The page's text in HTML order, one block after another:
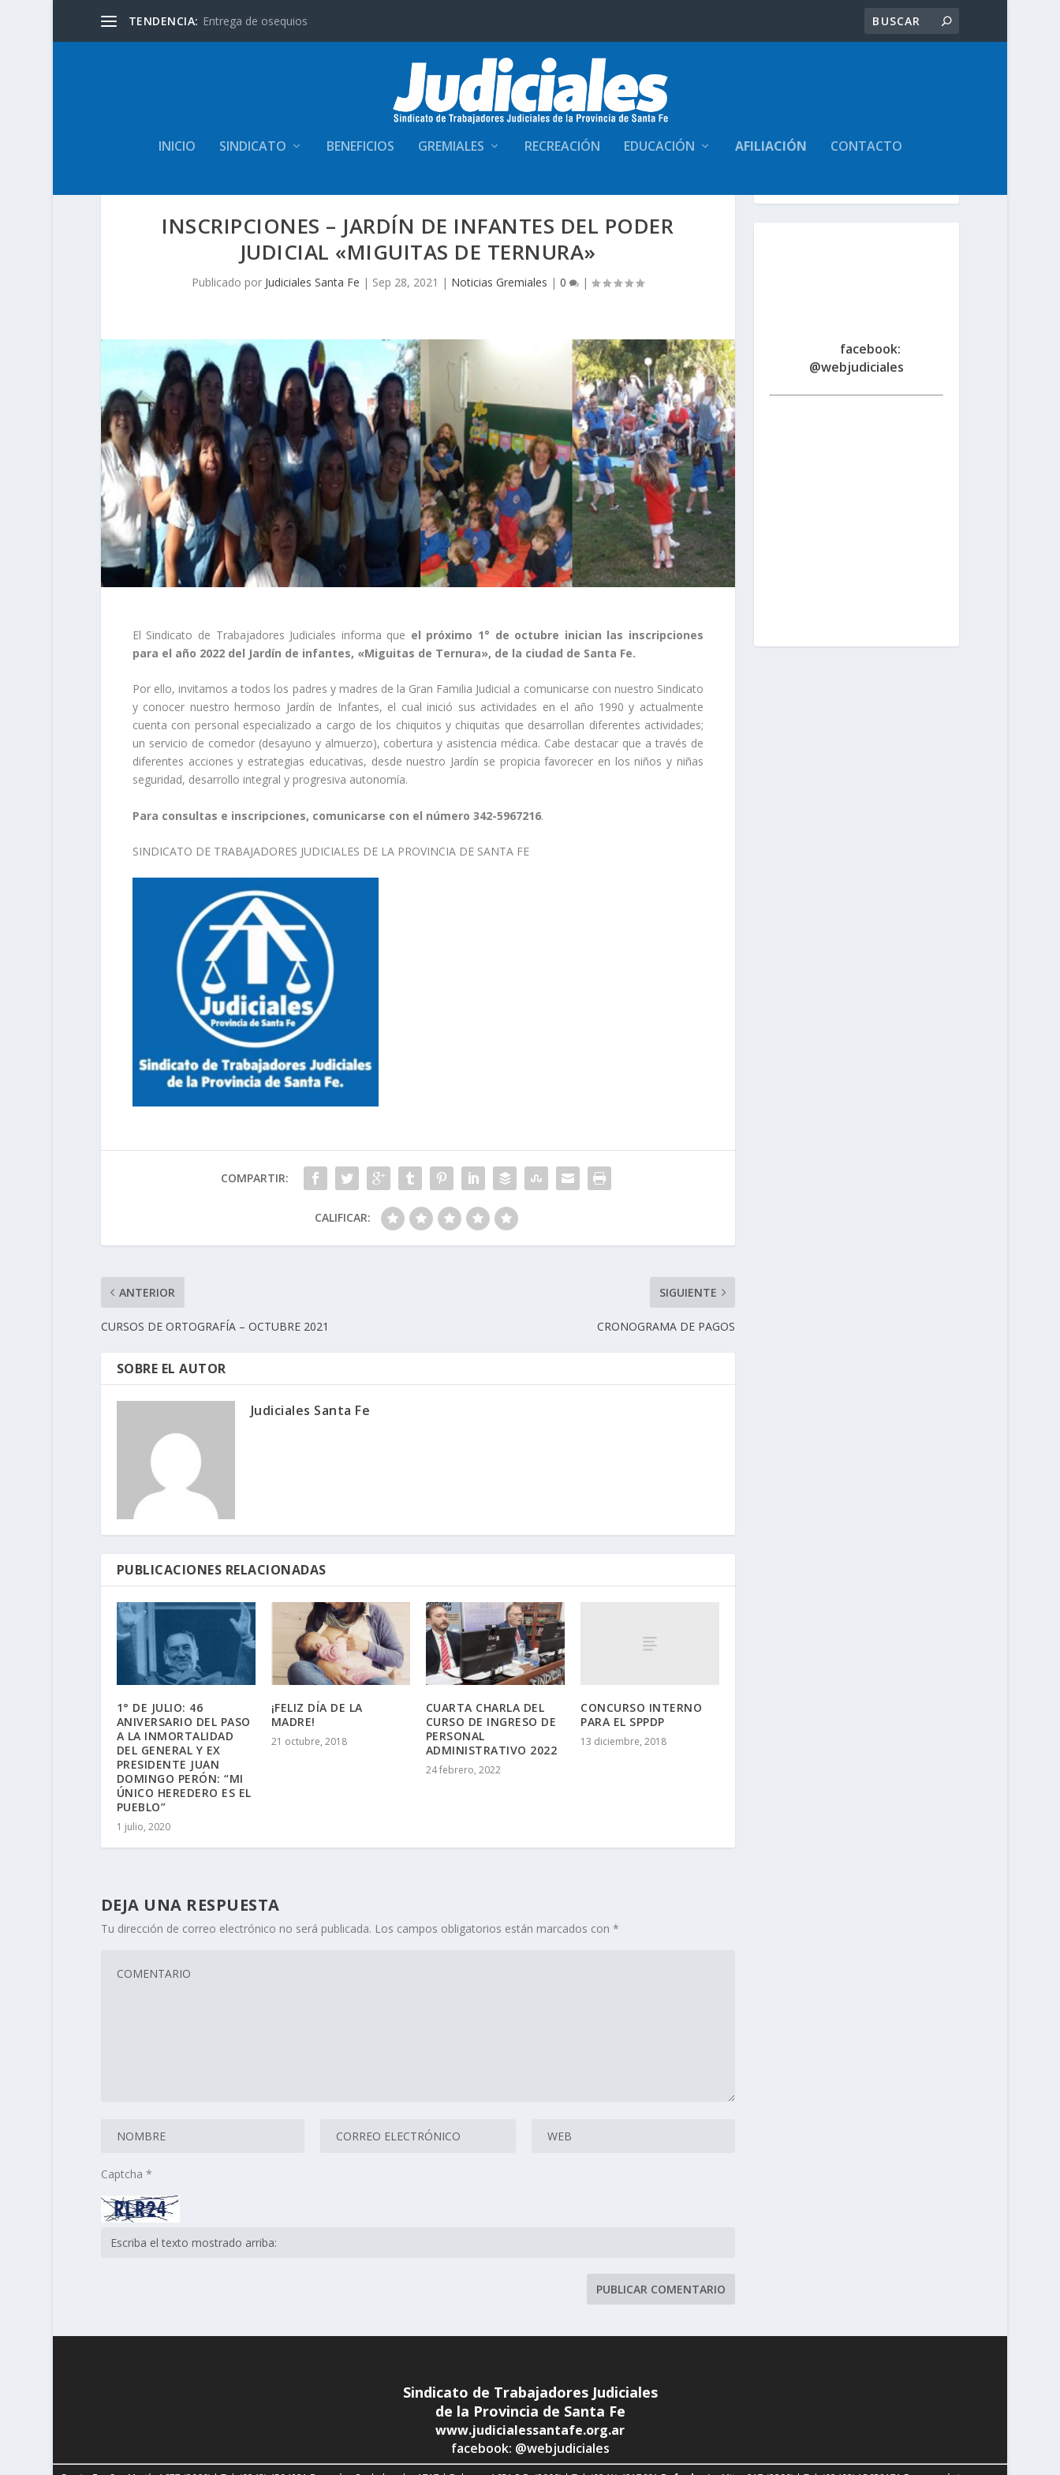
TENDENCIA: Entrega de osequios
INICIO SINDICATO BENEFICIOS GREMIALES RECREACIÓN EDUCACIÓN AFILIACIÓN CONTACTO
INSCRIPCIONES – JARDÍN DE INFANTES DEL PODER
JUDICIAL «MIGUITAS DE TERNURA»
Publicado por Judiciales Santa Fe | Sep 28, 2021 | Noticias Gremiales |0 |
El Sindicato de Trabajadores Judiciales informa que el próximo 1° de octubre inician las inscripciones
para el año 2022 del Jardín de infantes, «Miguitas de Ternura», de la ciudad de Santa Fe.
Por ello, invitamos a todos los padres y madres de la Gran Familia Judicial a comunicarse con nuestro Sindicato
y conocer nuestro hermoso Jardín de Infantes, el cual inició sus actividades en el año 1990 y actualmente
cuenta con personal especializado a cargo de los chiquitos y chiquitas que desarrollan diferentes actividades;
un servicio de comedor (desayuno y almuerzo), cobertura y asistencia médica. Cabe destacar que a través de
diferentes acciones y estrategias educativas, desde nuestro Jardín se propicia favorecer en los niños y niñas
seguridad, desarrollo integral y progresiva autonomía.
Para consultas e inscripciones, comunicarse con el número 342-5967216.
SINDICATO DE TRABAJADORES JUDICIALES DE LA PROVINCIA DE SANTA FE
COMPARTIR:
CALIFICAR:
ANTERIOR
CURSOS DE ORTOGRAFÍA – OCTUBRE 2021
SIGUIENTE
CRONOGRAMA DE PAGOS
SOBRE EL AUTOR
Judiciales Santa Fe
PUBLICACIONES RELACIONADAS
1° DE JULIO: 46
ANIVERSARIO DEL PASO
A LA INMORTALIDAD
DEL GENERAL Y EX
PRESIDENTE JUAN
DOMINGO PERÓN: “MI
ÚNICO HEREDERO ES EL
PUEBLO”
1 julio, 2020
¡FELIZ DÍA DE LA
MADRE!
21 octubre, 2018
CUARTA CHARLA DEL
CURSO DE INGRESO DE
PERSONAL
ADMINISTRATIVO 2022
24 febrero, 2022
CONCURSO INTERNO
PARA EL SPPDP
13 diciembre, 2018
DEJA UNA RESPUESTA
Tu dirección de correo electrónico no será publicada. Los campos obligatorios están marcados con *
Captcha *
facebook:
@webjudiciales
Sindicato de Trabajadores Judiciales
de la Provincia de Santa Fe
www.judicialessantafe.org.ar
facebook: @webjudiciales